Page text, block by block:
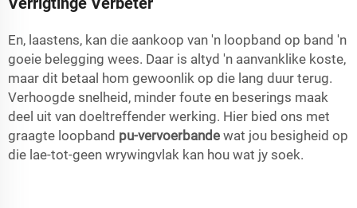
En, laastens, kan die aankoop van 'n loopband op band 'n
goeie belegging wees. Daar is altyd 'n aanvanklike koste,
maar dit betaal hom gewoonlik op die lang duur terug.
Verhoogde snelheid, minder foute en beserings maak
deel uit van doeltreffender werking. Hier bied ons met
graagte loopband pu-vervoerbande wat jou besigheid op
die lae-tot-geen wrywingvlak kan hou wat jy soek.